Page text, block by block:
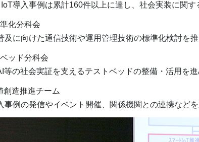
導入事例は累計160件以上に達し、社会実装に関す
化分科会
に向けた通信技術や運用管理技術の標準化検討を
ッド分科会
の社会実証を支えるテストベッドの整備・活用を
創造推進チーム
例の発信やイベント開催、関係機関との連携など